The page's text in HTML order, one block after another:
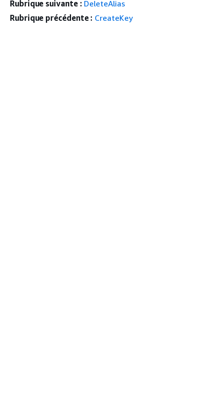
Rubrique suivante : DeleteAlias
Rubrique précédente : CreateKey